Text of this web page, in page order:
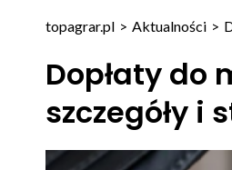
topagrar.pl > Aktualności >
Dopłaty do
szczegóły i